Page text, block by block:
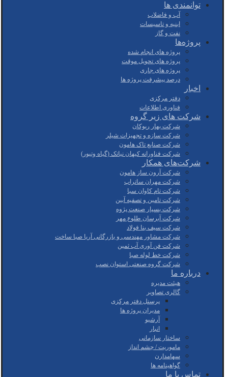
توانمندی ها
آب و فاضلاب
ابنیه و تاسیسات
نفت و گاز
پروژه‌ها
پروژه های انجام شده
پروژه های تحویل موقت
پروژه های جاری
درصد پیشرفت پروژه ها
اخبار
دفتر مرکزی
فناوری اطلاعات
شرکت های زیر گروه
شرکت بهار ریوکان
شرکت سازه و تجهیزات شیلر
شرکت صنایع تاک هامون
شرکت فناورانه کیهان نیاتک (گیاه وتیور)
شرکت‌های همکار
شرکت آرون ساز هامون
شرکت مهران ساتراپ
شرکت تام کاوان سبا
شرکت تامین و تصفیه آبین
شرکت بسپار صنعت پژوه
شرکت آبرسان طلوع مهر
شرکت سیف بنا فولاد
شرکت مشاور مهندسی و بازرگانی آریا صبا ساخت
شرکت فن آوری آب ثمین
شرکت خط لوله صبا
شرکت گروه صنعتی استوان نصب
درباره ما
هیئت مدیره
گالری تصاویر
پرسنل دفتر مرکزی
مدیران پروژه ها
آرشیو
انبار
ساختار سازمانی
ماموریت / چشم انداز
سهامدارن
گواهینامه ها
تماس با ما